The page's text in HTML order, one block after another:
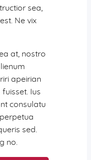
sea,
Ne vix
at, nostro
apeirian
Ius
consulatu
sed.
no.